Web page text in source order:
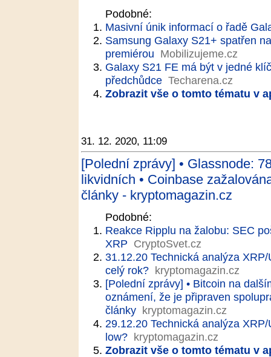
Podobné:
Masivní únik informací o řadě
Samsung Galaxy S21+ spatřen
premiérou Mobilizujeme.cz
Galaxy S21 FE má být v jedné
předchůdce Techarena.cz
Zobrazit vše o tomto tématu v
31. 12. 2020, 11:09
[Polední zprávy] • Glassnode:
likvidních • Coinbase
články - kryptomagazin.cz
Podobné:
Reakce Ripplu na žalobu: SEC
XRP CryptoSvet.cz
31.12.20 Technická analýza
celý rok? kryptomagazin.cz
[Polední zprávy] • Bitcoin na
oznámení, že je připraven
články kryptomagazin.cz
29.12.20 Technická analýza
low? kryptomagazin.cz
Zobrazit vše o tomto tématu v